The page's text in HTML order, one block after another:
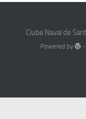
Clube Naval de
Powered by